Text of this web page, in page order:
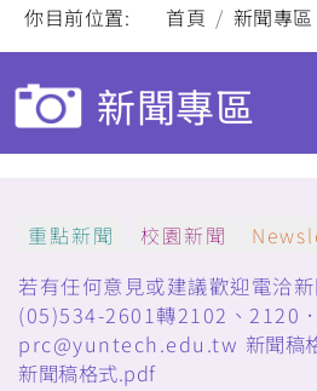
你目前位置:
首頁 新聞專區
新聞專區
重點新聞 校園新聞
若有任何意見或建議歡迎電洽新
(05)534-2601轉2102、2120．
prc@yuntech.edu.tw 新聞稿
新聞稿格式.pdf